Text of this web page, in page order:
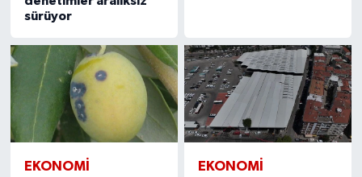
sürüyor
EKONOMİ EKONOMİ